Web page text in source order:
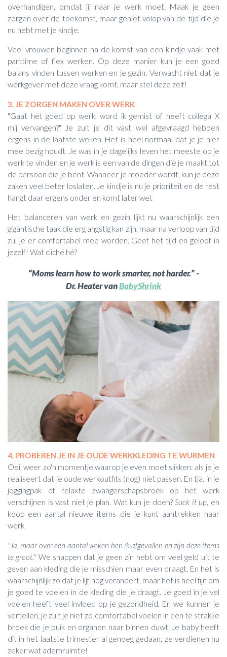
overhandigen, omdat jij naar je werk moet. Maak je geen
zorgen over de toekomst, maar geniet volop van de tijd die je
nu hebt met je kindje.
Veel vrouwen beginnen na de komst van een kindje vaak met
parttime of flex werken. Op deze manier kun je een goed
balans vinden tussen werken en je gezin. Verwacht niet dat je
werkgever met deze vraag komt, maar stel deze zelf!
3. JE ZORGEN MAKEN OVER WERK
"Gaat het goed op werk, word ik gemist of heeft collega X
mij vervangen?" Je zult je dit vast wel afgevraagd hebben
ergens in de laatste weken. Het is heel normaal dat je je hier
mee bezig houdt. Je was in je dagelijks leven het meeste op je
werk te vinden en je werk is een van de dingen die je maakt tot
de persoon die je bent. Wanneer je moeder wordt, kun je deze
zaken veel beter loslaten. Je kindje is nu je prioriteit en de rest
hangt daar ergens onder en komt later wel.
Het balanceren van werk en gezin lijkt nu waarschijnlijk een
gigantische taak die erg angstig kan zijn, maar na verloop van tijd
zul je er comfortabel mee worden. Geef het tijd en geloof in
jezelf! Wat cliché hé?
“Moms learn how to work smarter, not harder.” -
Dr. Heater vanBabyShrink
4. PROBEREN JE IN JE OUDE WERKKLEDING TE WURMEN
Oei, weer zo'n momentje waarop je even moet slikken: als je je
realiseert dat je oude werkoutfits (nog) niet passen. En tja, in je
joggingpak of relaxte zwangerschapsbroek op het werk
verschijnen is vast niet je plan. Wat kun je doen?Suck it up, en
koop een aantal nieuwe items die je kunt aantrekken naar
werk.
"Ja, maar over een aantal weken ben ik afgevallen en zijn deze items
te groot." We snappen dat je geen zin hebt om veel geld uit te
geven aan kleding die je misschien maar even draagt. En het is
waarschijnlijk zo dat je lijf nog verandert, maar het is heel fijn om
je goed te voelen in de kleding die je draagt. Je goed in je vel
voelen heeft veel invloed op je gezondheid. En we kunnen je
vertellen, je zult je niet zo comfortabel voelen in een te strakke
broek die je buik en organen naar binnen duwt. Je baby heeft
dit in het laatste trimester al genoeg gedaan, ze verdienen nu
zeker wat ademruimte!